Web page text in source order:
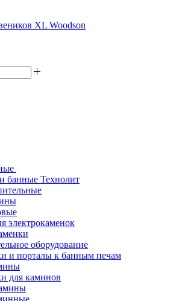
XL Woodson
банные Технолит
электрокаменок
оборудование
и порталы к банным печам
для каминов